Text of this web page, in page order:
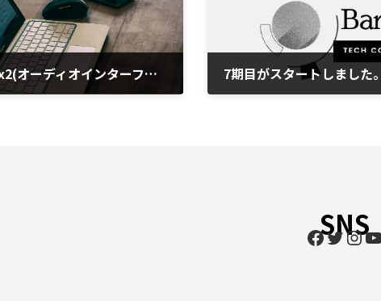
TASCAM US-2x2(オーディオインターフェース) をWindows11 23H2に接続してみた 7期目がスタートしました。
SNS
Facebook
Twitter